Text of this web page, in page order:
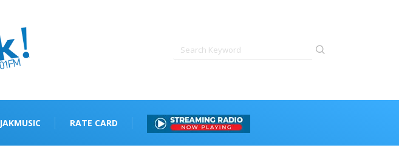
JAKMUSIC RATE CARD